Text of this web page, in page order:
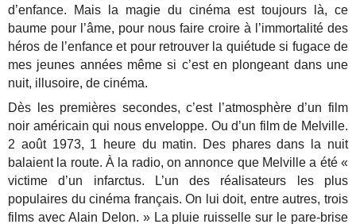
d’enfance. Mais la magie du cinéma est toujours là, ce
baume pour l’âme, pour nous faire croire à l’immortalité des
héros de l’enfance et pour retrouver la quiétude si fugace de
mes jeunes années même si c’est en plongeant dans une
nuit, illusoire, de cinéma.
Dès les premières secondes, c’est l’atmosphère d’un film
noir américain qui nous enveloppe. Ou d’un film de Melville.
2 août 1973, 1 heure du matin. Des phares dans la nuit
balaient la route. À la radio, on annonce que Melville a été «
victime d’un infarctus. L’un des réalisateurs les plus
populaires du cinéma français. On lui doit, entre autres, trois
films avec Alain Delon. » La pluie ruisselle sur le pare-brise